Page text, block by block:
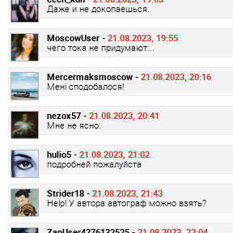
Даже и не докопаешься.
MoscowUser - 21.08.2023, 19:55
чего тока не придумают...
Mercermaksmoscow - 21.08.2023, 20:16
Мені сподобалося!
nezox57 - 21.08.2023, 20:41
Мне не ясно.
hulio5 - 21.08.2023, 21:02
подробней пожалуйста
Strider18 - 21.08.2023, 21:43
Help! У автора автограф можно взять?